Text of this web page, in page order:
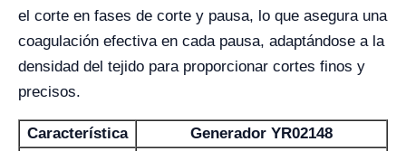
el corte en fases de corte y pausa, lo que asegura una
coagulación efectiva en cada pausa, adaptándose a la
densidad del tejido para proporcionar cortes finos y
precisos.
Característica Generador YR02148